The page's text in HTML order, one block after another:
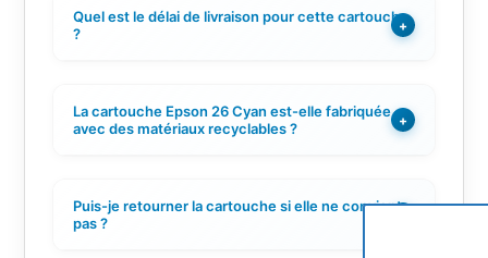
Quel est le délai de livraison pour cette cartouche
?
+
La cartouche Epson 26 Cyan est-elle fabriquée
avec des matériaux recyclables ?
+
Puis-je retourner la cartouche si elle ne convient
pas ?